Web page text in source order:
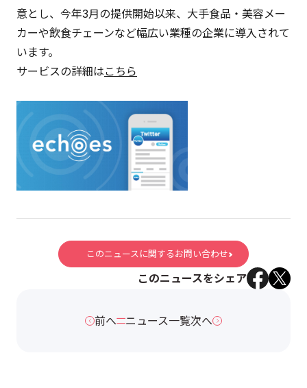
意とし、今年3月の提供開始以来、大手食品・美容メー
カーや飲食チェーンなど幅広い業種の企業に導入されて
います。
サービスの詳細は こちら
このニュースに関するお問い合わせ
このニュースをシェア
前へ ニュース一覧次へ